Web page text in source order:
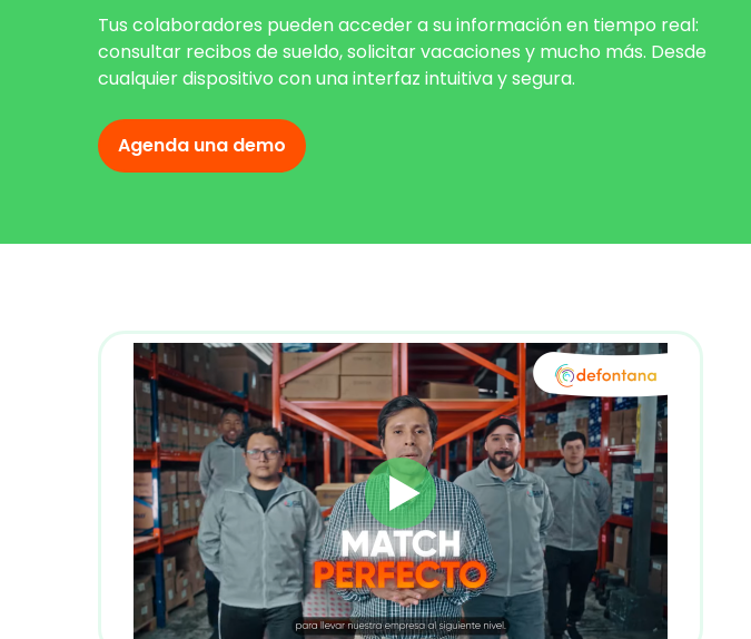
Tus colaboradores pueden acceder a su información en tiempo real:
consultar recibos de sueldo, solicitar vacaciones y mucho más. Desde
cualquier dispositivo con una interfaz intuitiva y segura.
Agenda una demo